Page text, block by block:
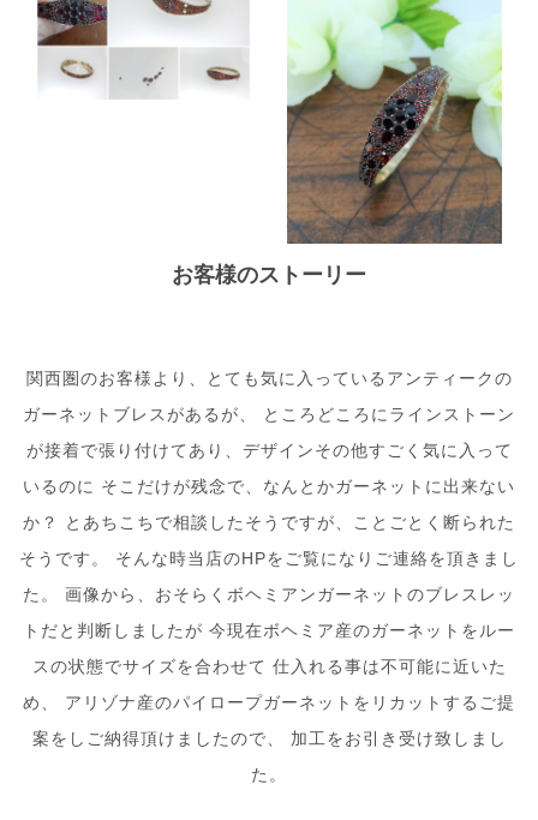
お客様のストーリー
関西圏のお客様より、とても気に入っているアンティークの
ガーネットブレスがあるが、 ところどころにラインストーン
が接着で張り付けてあり、デザインその他すごく気に入って
いるのに そこだけが残念で、なんとかガーネットに出来ない
か？ とあちこちで相談したそうですが、ことごとく断られた
そうです。 そんな時当店のHPをご覧になりご連絡を頂きまし
た。 画像から、おそらくボヘミアンガーネットのブレスレッ
トだと判断しましたが 今現在ボヘミア産のガーネットをルー
スの状態でサイズを合わせて 仕入れる事は不可能に近いた
め、 アリゾナ産のパイロープガーネットをリカットするご提
案をしご納得頂けましたので、 加工をお引き受け致しまし
た。